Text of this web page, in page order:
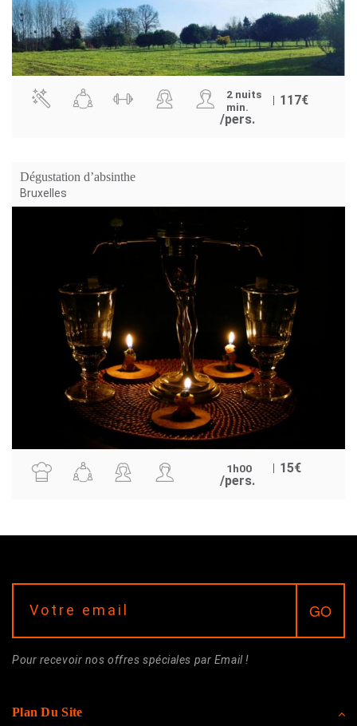
2 nuits
min.
117€
/pers.
Dégustation d’absinthe
Bruxelles
1h00 15€
/pers.
Pour recevoir nos offres spéciales par Email !
Plan Du Site